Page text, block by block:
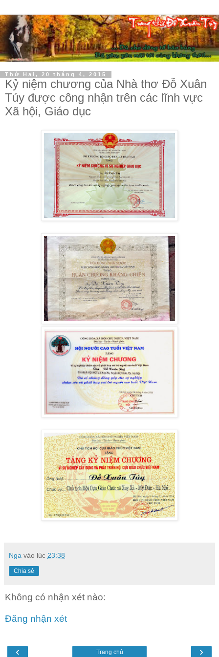
Thứ Hai, 20 tháng 4, 2015
Kỷ niệm chương của Nhà thơ Đỗ Xuân
Túy được công nhận trên các lĩnh vực
Xã hội, Giáo dục
Nga vào lúc 23:38
Chia sẻ
Không có nhận xét nào:
Đăng nhận xét
‹ ›
Trang chủ